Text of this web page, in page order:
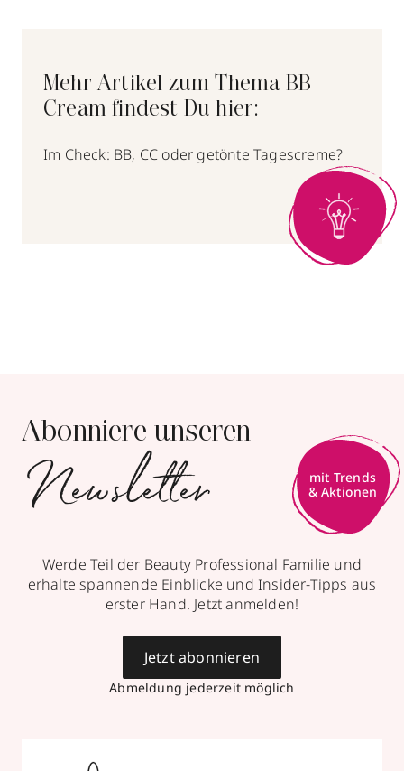
Mehr Artikel zum Thema BB
Cream findest Du hier:
Im Check: BB, CC oder getönte Tagescreme?
Abonniere unseren
Newsletter
mit Trends
& Aktionen
Werde Teil der Beauty Professional Familie und
erhalte spannende Einblicke und Insider-Tipps aus
erster Hand. Jetzt anmelden!
Abmeldung jederzeit möglich
Jetzt abonnieren